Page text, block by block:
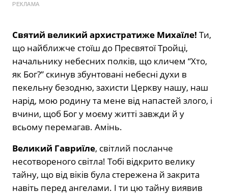
РЕКЛАМА
Святий великий архистратиже Михаїле! Ти,
що найближче стоїш до Пресвятої Тройці,
начальнику небесних полків, що кличем “Хто,
як Бог?” скинув збунтовані небесні духи в
пекельну безодню, захисти Церкву нашу, наш
нарід, мою родину та мене від напастей злого, і
вчини, щоб Бог у моєму житті завжди й у
всьому перемагав. Амінь.
Великий Гавриїле, світлий посланче
несотвореного світла! Тобі відкрито велику
тайну, що від віків була стережена й закрита
навіть перед ангелами. І ти цю тайну виявив